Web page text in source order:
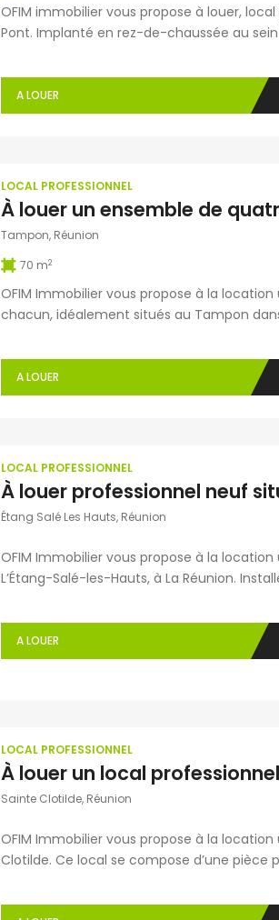
OFIM immobilier vous propose à louer,
Pont. Implanté en rez-de-chaussée au
[…]
A LOUER
LOCAL PROFESSIONNEL
Tampon, Réunion
70 m2
OFIM Immobilier vous propose à la
chacun, idéalement situés au Tampon
modulables. Proches de toutes
A LOUER
LOCAL PROFESSIONNEL
Étang Salé Les Hauts, Réunion
OFIM Immobilier vous propose à la
L’Étang-Salé-les-Hauts, à La Réunion.
qualité. Des toilettes communes sont à
A LOUER
LOCAL PROFESSIONNEL
Sainte Clotilde, Réunion
OFIM Immobilier vous propose à la
Clotilde. Ce local se compose d’une pièce
bénéficie d’un emplacement stratégique.